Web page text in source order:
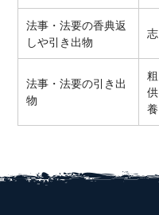
法事・法要の香典返
しや引き出物
志
法事・法要の引き出
物
粗
供
養